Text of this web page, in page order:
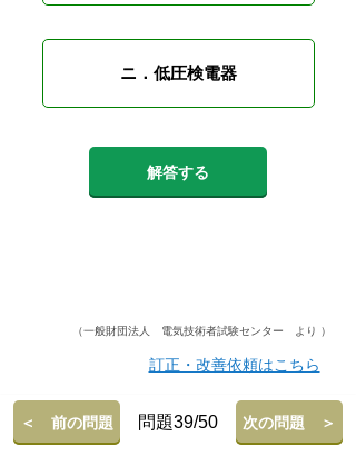
ニ．低圧検電器
解答する
（一般財団法人 電気技術者試験センター より ）
訂正・改善依頼はこちら
＜ 前の問題 問題39/50 次の問題 ＞